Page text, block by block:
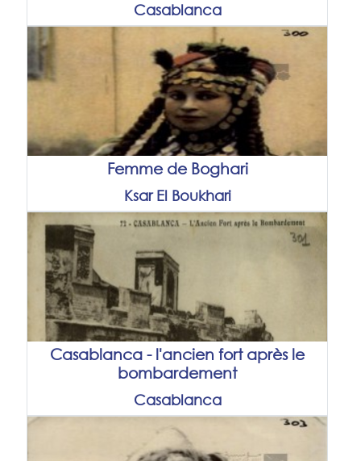
Casablanca
Femme de Boghari
Ksar El Boukhari
Casablanca - l'ancien fort après le
bombardement
Casablanca